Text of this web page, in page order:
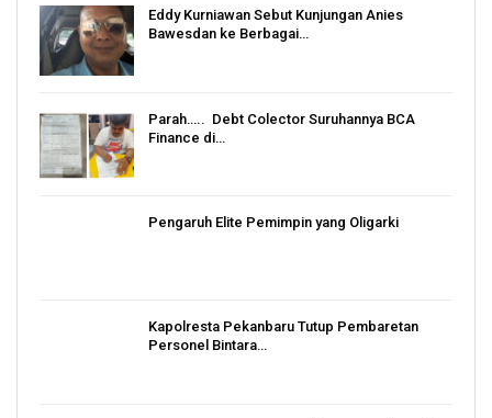
Eddy Kurniawan Sebut Kunjungan Anies
Bawesdan ke Berbagai…
Parah….. Debt Colector Suruhannya BCA
Finance di…
Pengaruh Elite Pemimpin yang Oligarki
Kapolresta Pekanbaru Tutup Pembaretan
Personel Bintara…